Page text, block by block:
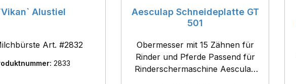
Alustiel
Art. #2832
2833
Aesculap Schneideplatte GT
501
Obermesser mit 15 Zähnen für
Rinder und Pferde Passend für
Rinderschermaschine Aesculap